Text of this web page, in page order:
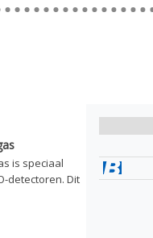
is speciaal
detectoren. Dit